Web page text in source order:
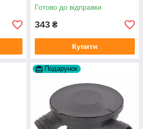
Готово до відправки
343 ₴
Купити
Подарунок